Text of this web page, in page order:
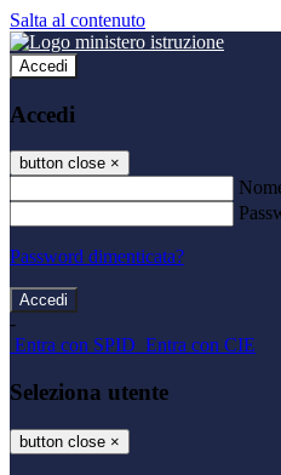
Salta al contenuto
Accedi
Accedi
button close ×
Password dimenticata?
-
Entra con SPID Entra con CIE
Seleziona utente
button close ×